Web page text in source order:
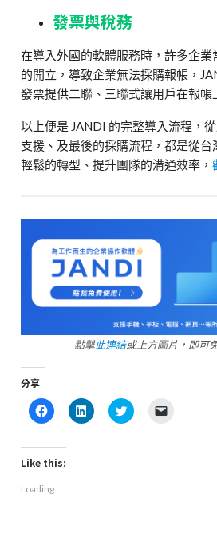
發票與稅務
在導入外國的軟體服務時，許多企
的開立，導致企業無法採購報帳，
發票提供二聯、三聯式讓用戶在報帳
以上便是 JANDI 的完整導入流程，
支援、及最後的採購流程，都是從
輕鬆的轉型、提升團隊的溝通效率，
點擊此連結或上方圖片，即可
分享
Click
to
Facebook
(Opens
in
window)
Click
to
Click
to
Like this:
Loading...